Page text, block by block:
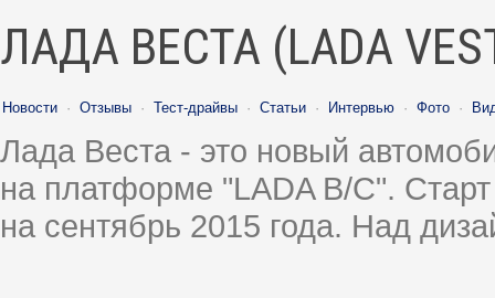
ЛАДА ВЕСТА (LADA
Новости · Отзывы · Тест-драйвы · Статьи · Интервью · Фото ·
Лада Веста - это новый
на платформе "LADA B/C".
на сентябрь 2015 года. Над